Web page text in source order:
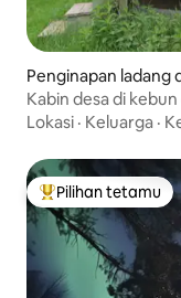
Penginapan ladang
Kabin desa di
Lokasi · Keluarga ·
Pilihan utama
Pilihan tetamu